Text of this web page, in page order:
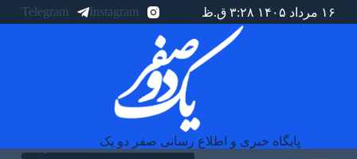
ا
۱۶ مرداد ۱۴۰۵ ۳:۲۸ ق.ظ Instagram
Telegram
پایگاه خبری و اطلاع رسانی صفر دو یک